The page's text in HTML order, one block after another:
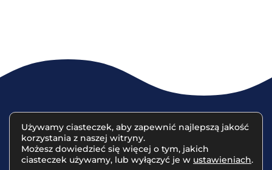
© 2023 Lagraf Partners | Projekt sklepu www.studiolapis.pl
Używamy ciasteczek, aby zapewnić najlepszą jakość
korzystania z naszej witryny.
Możesz dowiedzieć się więcej o tym, jakich
ciasteczek używamy, lub wyłączyć je w ustawieniach.